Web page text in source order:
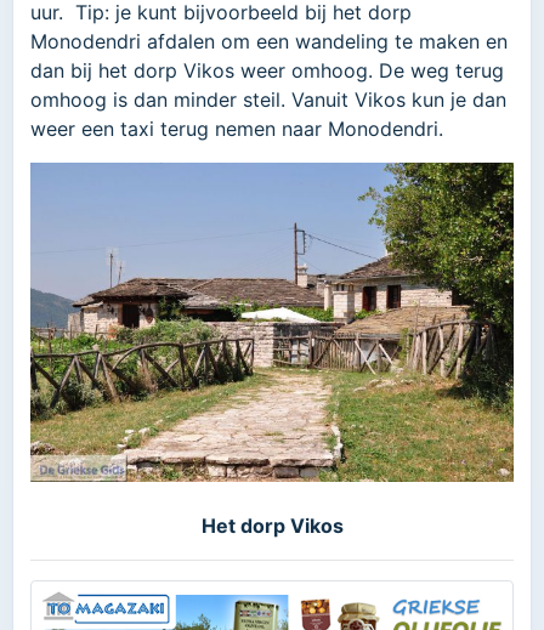
uur. Tip: je kunt bijvoorbeeld bij het dorp
Monodendri afdalen om een wandeling te maken en
dan bij het dorp Vikos weer omhoog. De weg terug
omhoog is dan minder steil. Vanuit Vikos kun je dan
weer een taxi terug nemen naar Monodendri.
Het dorp Vikos